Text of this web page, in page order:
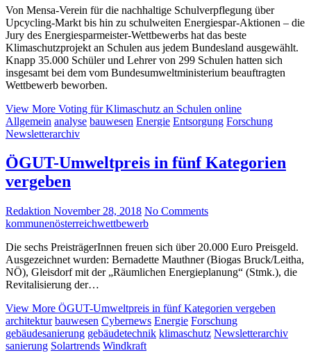
Von Mensa-Verein für die nachhaltige Schulverpflegung über
Upcycling-Markt bis hin zu schulweiten Energiespar-Aktionen – die
Jury des Energiesparmeister-Wettbewerbs hat das beste
Klimaschutzprojekt an Schulen aus jedem Bundesland ausgewählt.
Knapp 35.000 Schüler und Lehrer von 299 Schulen hatten sich
insgesamt bei dem vom Bundesumweltministerium beauftragten
Wettbewerb beworben.
View More Voting für Klimaschutz an Schulen online
Allgemein analyse bauwesen Energie Entsorgung Forschung
Newsletterarchiv
ÖGUT-Umweltpreis in fünf Kategorien
vergeben
Redaktion November 28, 2018 No Comments
kommunenösterreichwettbewerb
Die sechs PreisträgerInnen freuen sich über 20.000 Euro Preisgeld.
Ausgezeichnet wurden: Bernadette Mauthner (Biogas Bruck/Leitha,
NÖ), Gleisdorf mit der „Räumlichen Energieplanung“ (Stmk.), die
Revitalisierung der…
View More ÖGUT-Umweltpreis in fünf Kategorien vergeben
architektur bauwesen Cybernews Energie Forschung
gebäudesanierung gebäudetechnik klimaschutz Newsletterarchiv
sanierung Solartrends Windkraft